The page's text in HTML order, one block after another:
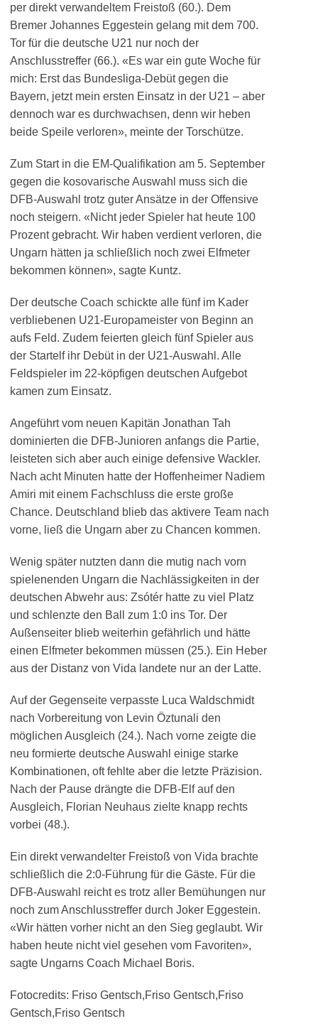
per direkt verwandeltem Freistoß (60.). Dem
Bremer Johannes Eggestein gelang mit dem 700.
Tor für die deutsche U21 nur noch der
Anschlusstreffer (66.). «Es war ein gute Woche für
mich: Erst das Bundesliga-Debüt gegen die
Bayern, jetzt mein ersten Einsatz in der U21 – aber
dennoch war es durchwachsen, denn wir heben
beide Speile verloren», meinte der Torschütze.
Zum Start in die EM-Qualifikation am 5. September
gegen die kosovarische Auswahl muss sich die
DFB-Auswahl trotz guter Ansätze in der Offensive
noch steigern. «Nicht jeder Spieler hat heute 100
Prozent gebracht. Wir haben verdient verloren, die
Ungarn hätten ja schließlich noch zwei Elfmeter
bekommen können», sagte Kuntz.
Der deutsche Coach schickte alle fünf im Kader
verbliebenen U21-Europameister von Beginn an
aufs Feld. Zudem feierten gleich fünf Spieler aus
der Startelf ihr Debüt in der U21-Auswahl. Alle
Feldspieler im 22-köpfigen deutschen Aufgebot
kamen zum Einsatz.
Angeführt vom neuen Kapitän Jonathan Tah
dominierten die DFB-Junioren anfangs die Partie,
leisteten sich aber auch einige defensive Wackler.
Nach acht Minuten hatte der Hoffenheimer Nadiem
Amiri mit einem Fachschluss die erste große
Chance. Deutschland blieb das aktivere Team nach
vorne, ließ die Ungarn aber zu Chancen kommen.
Wenig später nutzten dann die mutig nach vorn
spielenenden Ungarn die Nachlässigkeiten in der
deutschen Abwehr aus: Zsótér hatte zu viel Platz
und schlenzte den Ball zum 1:0 ins Tor. Der
Außenseiter blieb weiterhin gefährlich und hätte
einen Elfmeter bekommen müssen (25.). Ein Heber
aus der Distanz von Vida landete nur an der Latte.
Auf der Gegenseite verpasste Luca Waldschmidt
nach Vorbereitung von Levin Öztunali den
möglichen Ausgleich (24.). Nach vorne zeigte die
neu formierte deutsche Auswahl einige starke
Kombinationen, oft fehlte aber die letzte Präzision.
Nach der Pause drängte die DFB-Elf auf den
Ausgleich, Florian Neuhaus zielte knapp rechts
vorbei (48.).
Ein direkt verwandelter Freistoß von Vida brachte
schließlich die 2:0-Führung für die Gäste. Für die
DFB-Auswahl reicht es trotz aller Bemühungen nur
noch zum Anschlusstreffer durch Joker Eggestein.
«Wir hätten vorher nicht an den Sieg geglaubt. Wir
haben heute nicht viel gesehen vom Favoriten»,
sagte Ungarns Coach Michael Boris.
Fotocredits: Friso Gentsch,Friso Gentsch,Friso
Gentsch,Friso Gentsch